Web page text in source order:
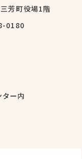
芳町役場1階
0180
ー内